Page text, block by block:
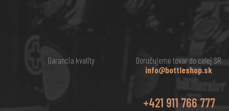
Garancia kvality
Doručujeme tovar do celej SR
info@bottleshop.sk
+421 911 766 777